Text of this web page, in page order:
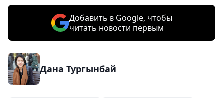
Добавить в Google, чтобы
читать новости первым
Дана Тургынбай